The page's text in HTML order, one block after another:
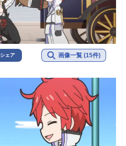
シェア 画像一覧 (15件)